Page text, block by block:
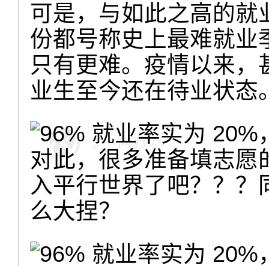
可是，与如此之高的
份都号称史上最难就业
只有更难。疫情以来
业生至今还在待业状态
对此，很多准备填志
入平行世界了吧？？
么大捏？